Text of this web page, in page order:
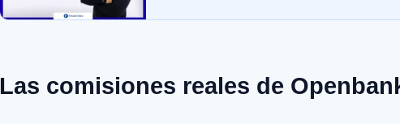
Las comisiones reales de